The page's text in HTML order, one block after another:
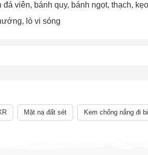
viên, bánh quy, bánh ngọt, thạch,
lò vi sóng
Mặt nạ đất sét Kem chống nắng đi
Truy cập trang
mã.